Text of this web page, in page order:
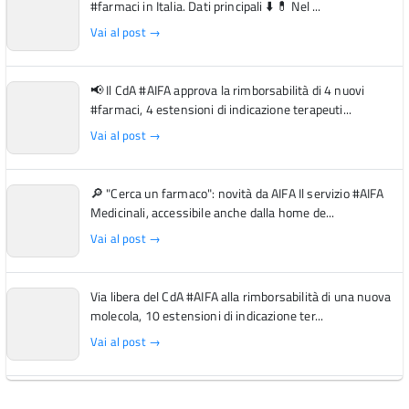
#farmaci in Italia. Dati principali ⬇️ 💊 Nel ...
Vai al post →
📢 Il CdA #AIFA approva la rimborsabilità di 4 nuovi
#farmaci, 4 estensioni di indicazione terapeuti...
Vai al post →
🔎 "Cerca un farmaco": novità da AIFA Il servizio #AIFA
Medicinali, accessibile anche dalla home de...
Vai al post →
Via libera del CdA #AIFA alla rimborsabilità di una nuova
molecola, 10 estensioni di indicazione ter...
Vai al post →